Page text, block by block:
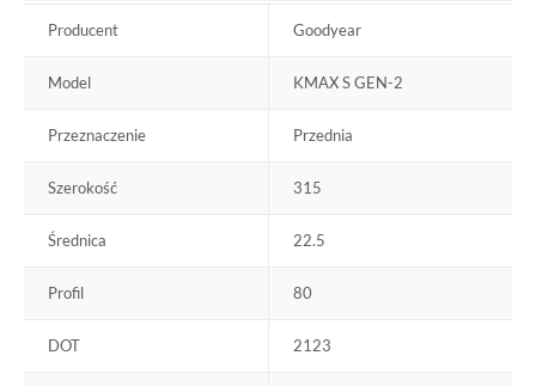
Producent Goodyear
Model KMAX S GEN-2
Przeznaczenie Przednia
Szerokość 315
Średnica 22.5
Profil 80
DOT 2123